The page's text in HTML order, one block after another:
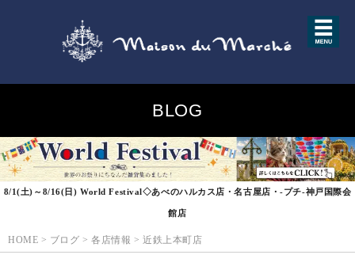
BLOG
8/1(土)～8/16(日) World Festival◇あべのハルカス店・名古屋店・-プチ-神戸国際会
館店
HOME > ブログ >各店情報 >近鉄上本町店